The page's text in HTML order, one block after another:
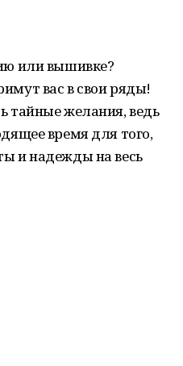
или вышивке?
вас в свои ряды!
тайные желания, ведь
время для того,
и надежды на весь